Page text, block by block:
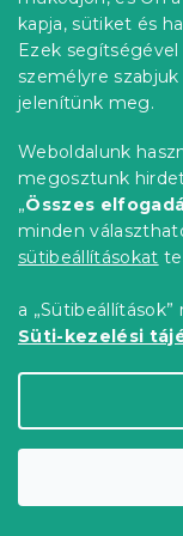
kapja, sütiket és
Ezek
személyre
jelenítünk meg.
Weboldalunk
megosztunk
„Összes
minden
sütibeállításokat
a
Süti-kezelési
-15% "MINUSZ15"
Krepp